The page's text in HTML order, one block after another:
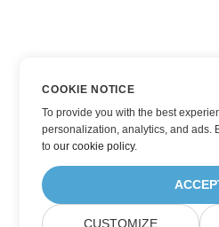
COOKIE NOTICE
To provide you with the best
personalization, analytics, and ads.
toour cookie policy.
CUSTOMIZE